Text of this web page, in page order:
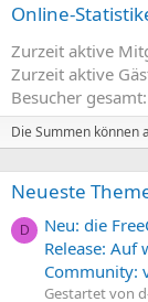
Online-
Zurzeit aktive
Zurzeit aktive
Besucher gesamt
Die Summen können
Neueste
D
Neu: die
Release: Auf
Community:
Gestartet von